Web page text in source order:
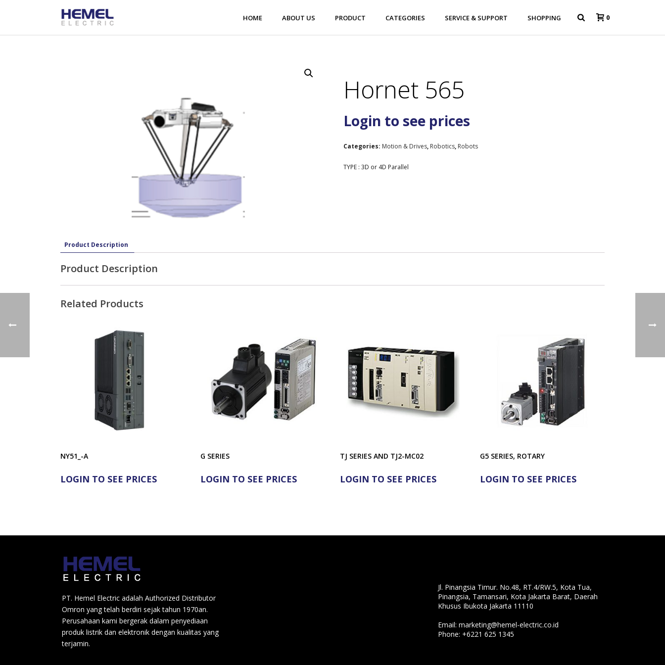
HOME ABOUT US PRODUCT CATEGORIES SERVICE & SUPPORT SHOPPING 0
Hornet 565
Login to see prices
Categories: Motion & Drives, Robotics, Robots
TYPE : 3D or 4D Parallel
Product Description
Product Description
Related Products
NY51_-A
LOGIN TO SEE PRICES
G SERIES
LOGIN TO SEE PRICES
TJ SERIES AND TJ2-MC02
LOGIN TO SEE PRICES
G5 SERIES, ROTARY
LOGIN TO SEE PRICES
PT. Hemel Electric adalah Authorized Distributor
Omron yang telah berdiri sejak tahun 1970an.
Perusahaan kami bergerak dalam penyediaan
produk listrik dan elektronik dengan kualitas yang
terjamin.
Jl. Pinangsia Timur. No.48, RT.4/RW.5, Kota Tua,
Pinangsia, Tamansari, Kota Jakarta Barat, Daerah
Khusus Ibukota Jakarta 11110
Email: marketing@hemel-electric.co.id
Phone: +6221 625 1345